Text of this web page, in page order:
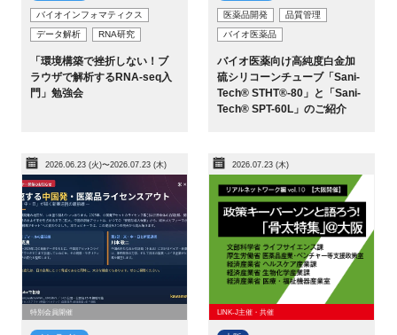
バイオインフォマティクス
データ解析
RNA研究
「環境構築で挫折しない！ブ
ラウザで解析するRNA-seq入
門」勉強会
医薬品開発
品質管理
バイオ医薬品
バイオ医薬向け高純度白金加
硫シリコーンチューブ「Sani-
Tech® STHT®-80」と「Sani-
Tech® SPT-60L」のご紹介
2026.06.23 (火)〜2026.07.23 (木)
特別会員開催
2026.07.23 (木)
LINK-J主催・共催